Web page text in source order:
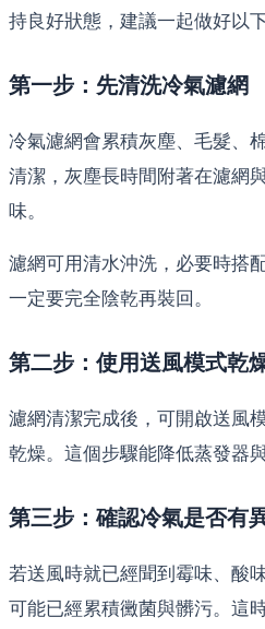
持良好狀態，建議一起做好以
第一步：先清洗冷氣濾網
冷氣濾網會累積灰塵、毛髮、
清潔，灰塵長時間附著在濾網
味。
濾網可用清水沖洗，必要時搭
一定要完全陰乾再裝回。
第二步：使用送風模式乾
濾網清潔完成後，可開啟送風
乾燥。這個步驟能降低蒸發器
第三步：確認冷氣是否有
若送風時就已經聞到霉味、酸
可能已經累積黴菌與髒污。這